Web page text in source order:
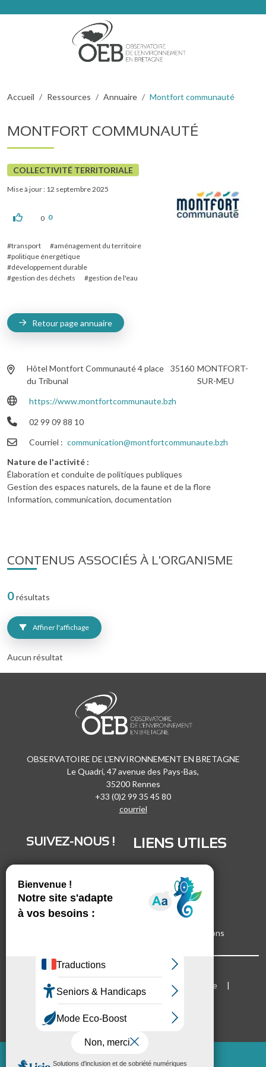
Fil d'Ariane
Accueil Ressources Annuaire Montfort communauté
MONTFORT COMMUNAUTÉ
COLLECTIVITÉ TERRITORIALE
Mise à jour : 12 septembre 2025
0 0
transport
aménagement du territoire
politique énergétique
développement durable
gestion des déchets
gestion de l'eau
Retour page annuaire
Hôtel Montfort Communauté 4 place
du Tribunal
35160 MONTFORT-
SUR-MEU
https://www.montfortcommunaute.bzh
02 99 09 88 10
Courriel
communication@montfortcommunaute.bzh
Nature de l'activité
Élaboration et conduite de politiques publiques
Gestion des espaces naturels, de la faune et de la flore
Information, communication, documentation
CONTENUS ASSOCIÉS À L'ORGANISME
0résultats
Affiner l'affichage
Aucun résultat
OBSERVATOIRE DE L'ENVIRONNEMENT EN BRETAGNE
Le Quadri, 47 avenue des Pays-Bas,
35200 Rennes
+33 (0)2 99 35 45 80
courriel
SUIVEZ-NOUS !
Vimeo
Facebook
LIENS UTILES
Marchés publics
Espace presse
Inscrivez-vous à nos lettres d'informations
Mentions légales Plan du site